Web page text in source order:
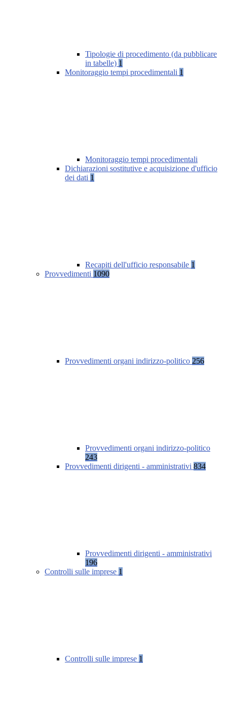
Tipologie di procedimento (da pubblicare
in tabelle) 1
Monitoraggio tempi procedimentali 1
Monitoraggio tempi procedimentali
Dichiarazioni sostitutive e acquisizione d'ufficio
dei dati 1
Recapiti dell'ufficio responsabile 1
Provvedimenti 1090
Provvedimenti organi indirizzo-politico 256
Provvedimenti organi indirizzo-politico
243
Provvedimenti dirigenti - amministrativi 834
Provvedimenti dirigenti - amministrativi
196
Controlli sulle imprese 1
Controlli sulle imprese 1